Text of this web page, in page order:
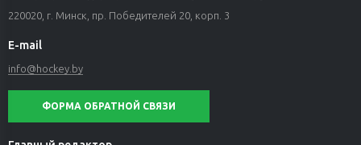
220020, г. Минск, пр. Победителей 20, корп. 3
E-mail
info@hockey.by
ФОРМА ОБРАТНОЙ СВЯЗИ